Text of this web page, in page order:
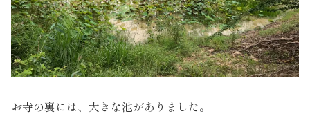
お寺の裏には、大きな池がありました。